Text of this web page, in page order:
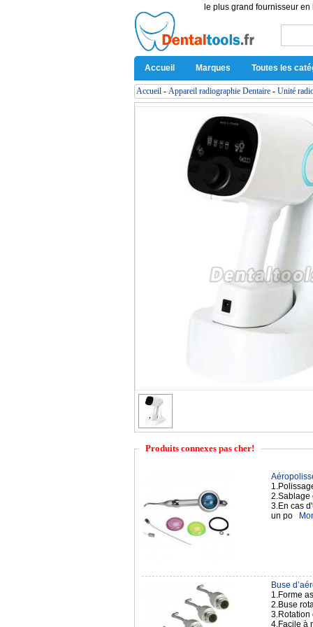
le plus grand fournisseur
Accueil Marques Toutes les
Accueil - Appareil radiographie Dentaire - Unité
Produits connexes pas cher!
2.Sablage
3.En cas
un po
Buse
1.Forme
2.Buse
3.Rotation
4.Facile à